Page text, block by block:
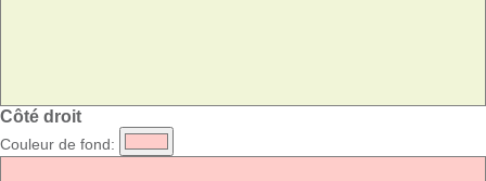
Côté droit
Couleur de fond: